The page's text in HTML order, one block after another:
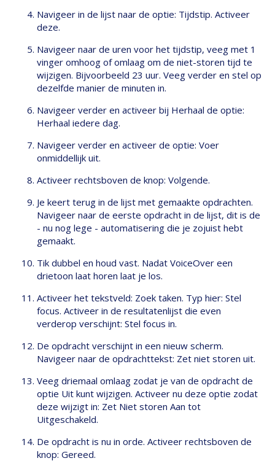
Navigeer in de lijst naar de optie: Tijdstip. Activeer
deze.
Navigeer naar de uren voor het tijdstip, veeg met 1
vinger omhoog of omlaag om de niet-storen tijd te
wijzigen. Bijvoorbeeld 23 uur. Veeg verder en stel op
dezelfde manier de minuten in.
Navigeer verder en activeer bij Herhaal de optie:
Herhaal iedere dag.
Navigeer verder en activeer de optie: Voer
onmiddellijk uit.
Activeer rechtsboven de knop: Volgende.
Je keert terug in de lijst met gemaakte opdrachten.
Navigeer naar de eerste opdracht in de lijst, dit is de
- nu nog lege - automatisering die je zojuist hebt
gemaakt.
Tik dubbel en houd vast. Nadat VoiceOver een
drietoon laat horen laat je los.
Activeer het tekstveld: Zoek taken. Typ hier: Stel
focus. Activeer in de resultatenlijst die even
verderop verschijnt: Stel focus in.
De opdracht verschijnt in een nieuw scherm.
Navigeer naar de opdrachttekst: Zet niet storen uit.
Veeg driemaal omlaag zodat je van de opdracht de
optie Uit kunt wijzigen. Activeer nu deze optie zodat
deze wijzigt in: Zet Niet storen Aan tot
Uitgeschakeld.
De opdracht is nu in orde. Activeer rechtsboven de
knop: Gereed.